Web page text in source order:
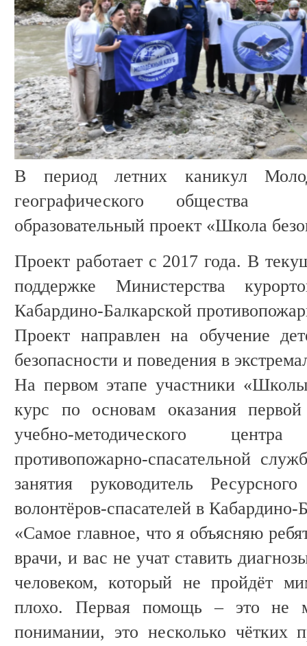
В период летних каникул
географического общества
образовательный проект «Школа
Проект работает с 2017 года. В
поддержке Министерства
Кабардино-Балкарской
Проект направлен на обучение
безопасности и поведения в
На первом этапе участники «Школы
курс по основам оказания
учебно-методического центра
противопожарно-спасательной
занятия руководитель
волонтёров-спасателей в
«Самое главное, что я объясняю
врачи, и вас не учат ставить
человеком, который не пройдёт
плохо. Первая помощь – это не
понимании, это несколько чётких